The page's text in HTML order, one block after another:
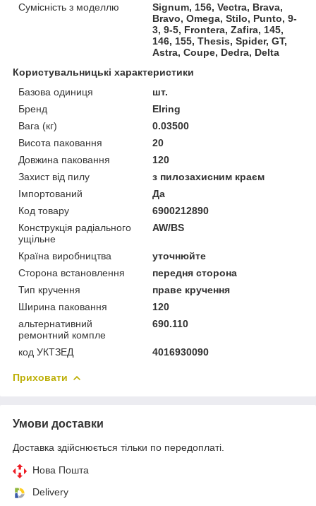
Сумісність з моделлю
Signum, 156, Vectra, Brava,
Bravo, Omega, Stilo, Punto, 9-
3, 9-5, Frontera, Zafira, 145,
146, 155, Thesis, Spider, GT,
Astra, Coupe, Dedra, Delta
Користувальницькі характеристики
Базова одиниця
шт.
Бренд
Elring
Вага (кг)
0.03500
Висота паковання
20
Довжина паковання
120
Захист від пилу
з пилозахисним краєм
Імпортований
Да
Код товару
6900212890
Конструкція радіального
ущільне
AW/BS
Країна виробництва
уточнюйте
Сторона встановлення
передня сторона
Тип кручення
праве кручення
Ширина паковання
120
альтернативний
ремонтний компле
690.110
код УКТЗЕД 4016930090
Приховати
Умови доставки
Доставка здійснюється тільки по передоплаті.
Нова Пошта
Delivery